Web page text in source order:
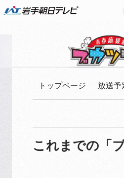
トップページ 放送予
これまでの「